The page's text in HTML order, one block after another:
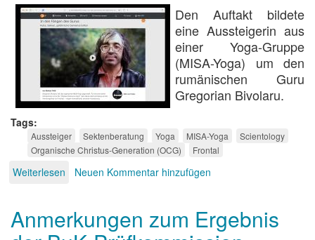
Den Auftakt bildete
eine Aussteigerin aus
einer Yoga-Gruppe
(MISA-Yoga) um den
rumänischen Guru
Gregorian Bivolaru.
Tags
Aussteiger Sektenberatung Yoga MISA-Yoga
Scientology
Organische Christus-Generation (OCG)
Frontal
Weiterlesen über
Sektenausstieg
Neuen Kommentar hinzufügen
Anmerkungen zum Ergebnis